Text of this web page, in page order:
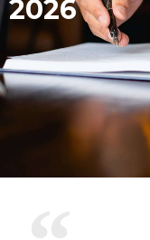
2026